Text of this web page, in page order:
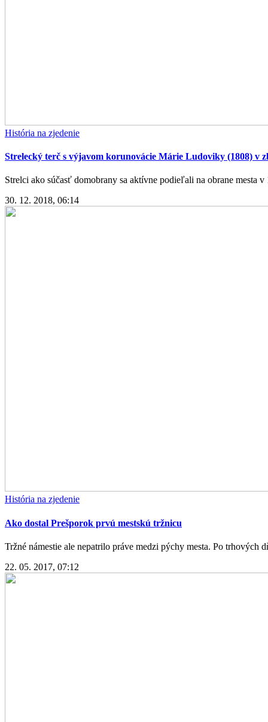
História na zjedenie
Strelecký terč s výjavom korunovácie Márie Ludoviky (1808) v
Strelci ako súčasť domobrany sa aktívne podieľali na obrane mesta
30. 12. 2018, 06:14
História na zjedenie
Ako dostal Prešporok prvú mestskú tržnicu
Tržné námestie ale nepatrilo práve medzi pýchy mesta. Po trhových
22. 05. 2017, 07:12